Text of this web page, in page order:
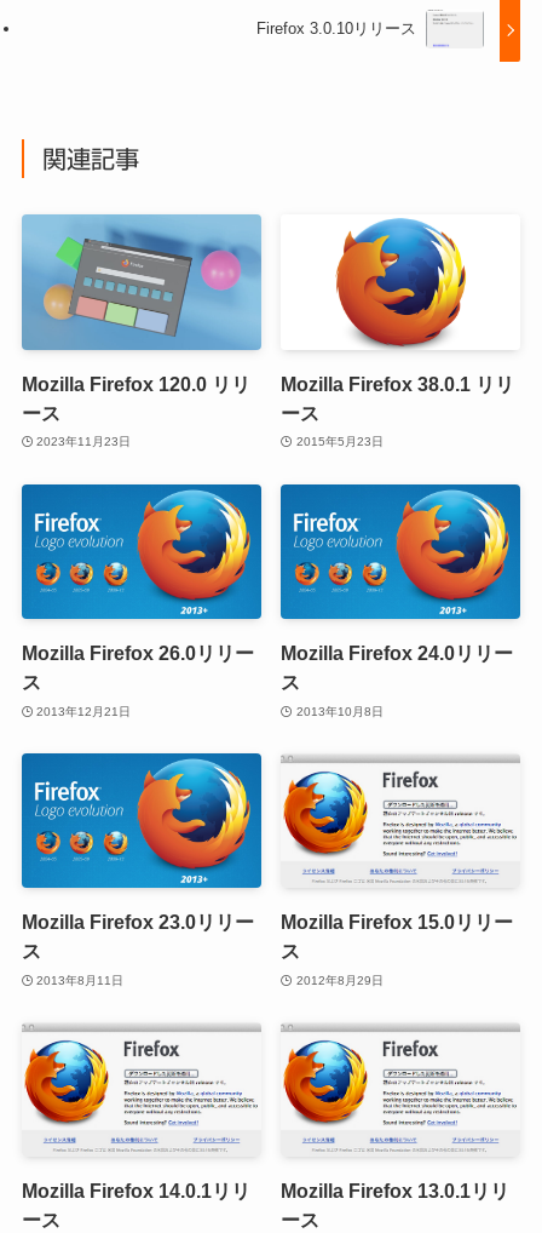
Firefox 3.0.10リリース
関連記事
Mozilla Firefox 120.0 リリ
ース
2023年11月23日
Mozilla Firefox 38.0.1 リリ
ース
2015年5月23日
Mozilla Firefox 26.0リリー
ス
2013年12月21日
Mozilla Firefox 24.0リリー
ス
2013年10月8日
Mozilla Firefox 23.0リリー
ス
2013年8月11日
Mozilla Firefox 15.0リリー
ス
2012年8月29日
Mozilla Firefox 14.0.1リリ
ース
Mozilla Firefox 13.0.1リリ
ース